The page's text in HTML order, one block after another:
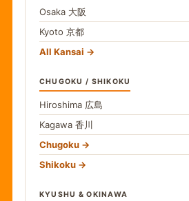
Osaka 大阪
Kyoto 京都
All Kansai
CHUGOKU / SHIKOKU
Hiroshima 広島
Kagawa 香川
Chugoku
Shikoku
KYUSHU & OKINAWA